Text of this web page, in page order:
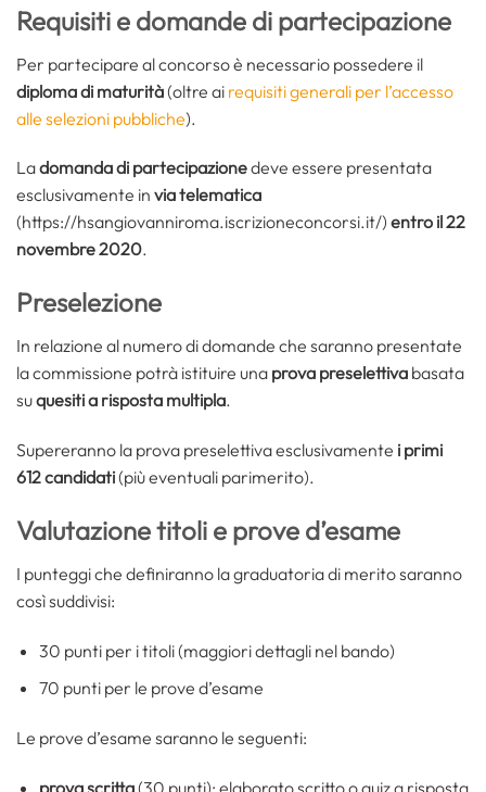
Requisiti e domande di partecipazione
Per partecipare al concorso è necessario possedere il
diploma di maturità(oltre ai requisiti generali per l’accesso
alle selezioni pubbliche).
Ladomanda di partecipazionedeve essere presentata
esclusivamente in via telematica
(https://hsangiovanniroma.iscrizioneconcorsi.it/) entro il 22
novembre 2020.
Preselezione
In relazione al numero di domande che saranno presentate
la commissione potrà istituire una prova preselettiva basata
suquesiti a risposta multipla.
Supereranno la prova preselettiva esclusivamente i primi
612 candidati(più eventuali parimerito).
Valutazione titoli e prove d’esame
I punteggi che definiranno la graduatoria di merito saranno
così suddivisi:
30 punti per i titoli (maggiori dettagli nel bando)
70 punti per le prove d’esame
Le prove d’esame saranno le seguenti:
prova scritta(30 punti): elaborato scritto o quiz a risposta